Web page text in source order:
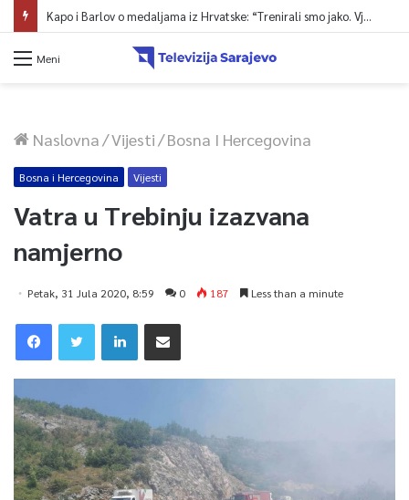
Kapo i Barlov o medaljama iz Hrvatske: “Trenirali smo jako. Vjerovali smo”
Meni
Naslovna/Vijesti/Bosna I Hercegovina
Bosna i Hercegovina Vijesti
Vatra u Trebinju izazvana
namjerno
Petak, 31 Jula 2020, 8:59 0 187 Less than a minute